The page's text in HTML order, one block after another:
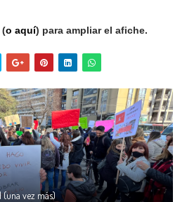
(o aquí) para ampliar el afiche.
(una vez más)